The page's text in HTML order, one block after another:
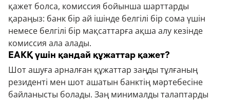
қажет болса, комиссия бойынша шарттарды
қараңыз: банк бір ай ішінде белгілі бір сома үшін
немесе белгілі бір мақсаттарға ақша алу кезінде
комиссия ала алады.
ЕАКҚ үшін қандай құжаттар қажет?
Шот ашуға арналған құжаттар заңды тұлғаның
резиденті мен шот ашатын банктің мәртебесіне
байланысты болады. Заң минималды талаптарды